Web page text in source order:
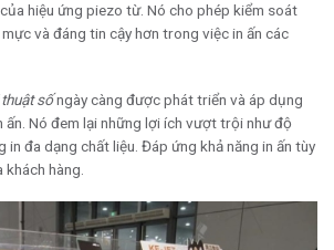
hiệu ứng piezo từ. Nó cho phép kiểm soát
và đáng tin cậy hơn trong việc in ấn các
sốngày càng được phát triển và áp dụng
Nó đem lại những lợi ích vượt trội như độ
in đa dạng chất liệu. Đáp ứng khả năng in ấn tùy
hàng.